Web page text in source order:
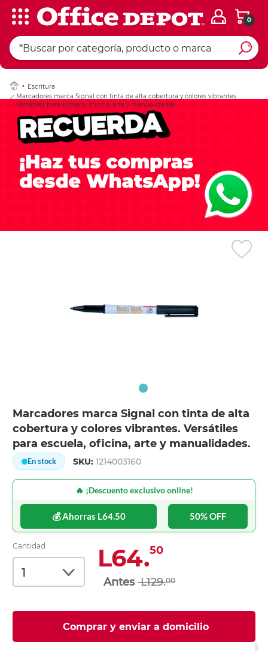
0
Escritura
Marcadores marca Signal con tinta de alta cobertura y colores vibrantes.
Versátiles para escuela, oficina, arte y manualidades.
Marcadores marca Signal con tinta de alta
cobertura y colores vibrantes. Versátiles
para escuela, oficina, arte y manualidades.
En stock SKU:1214003160
🔥 ¡Descuento exclusivo online!
💰 Ahorras L64.50 50% OFF
Cantidad L64.50
L129.00
Comprar y enviar a domicilio
Ingresar Codigo